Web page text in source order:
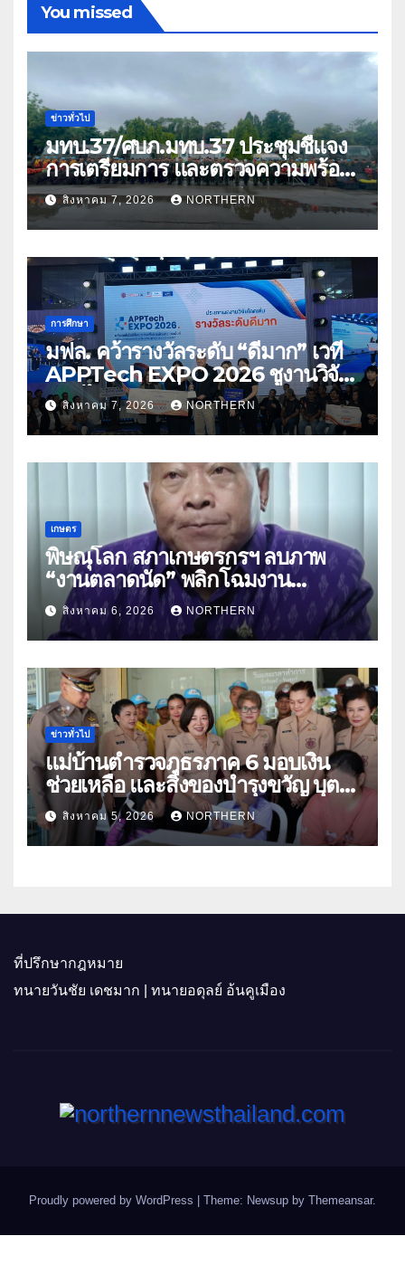
You missed
ข่าวทั่วไป
มทบ.37/ศบภ.มทบ.37 ประชุมชี้แจง
การเตรียมการ และตรวจความพร้อม
ด้านการบรรเทาสาธารณภัย
สิงหาคม 7, 2026 NORTHERN
การศึกษา
มฟล. คว้ารางวัลระดับ “ดีมาก” เวที
APPTech EXPO 2026 ชูงานวิจัย
สมุนไพร ขับเคลื่อนนวัตกรรมสู่เชิง
พาณิชย์
สิงหาคม 7, 2026 NORTHERN
เกษตร
พิษณุโลก สภาเกษตรกรฯ ลบภาพ
“งานตลาดนัด” พลิกโฉมงาน
“เกษตรรุ่งเรืองเมืองสองแคว 69” มุ่ง
ประโยชน์เกษตรกร ดึงนวัตกรรม-จับ
คู่ธุรกิจดันสินค้าเกษตรสู่สากล (คลิป)
สิงหาคม 6, 2026 NORTHERN
ข่าวทั่วไป
แม่บ้านตำรวจภูธรภาค 6 มอบเงิน
ช่วยเหลือ และสิ่งของบำรุงขวัญ บุตร-
ธิดา ข้าราชการตำรวจจังหวัด
อุทัยธานี
สิงหาคม 5, 2026 NORTHERN
ที่ปรึกษากฎหมาย
ทนายวันชัย เดชมาก | ทนายอดุลย์ อ้นคูเมือง
Proudly powered by WordPress | Theme: Newsup by Themeansar.